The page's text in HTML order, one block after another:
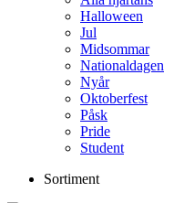
Halloween
Jul
Midsommar
Nationaldagen
Nyår
Oktoberfest
Påsk
Pride
Student
Sortiment